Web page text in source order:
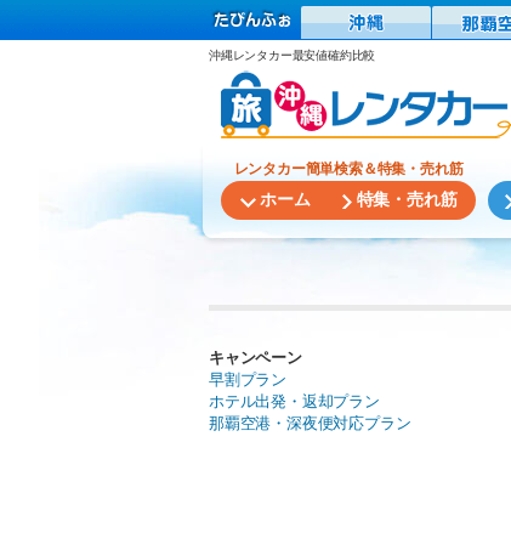
沖縄レンタカー最安値確約比較
レンタカー簡単検索＆特集・売れ筋
ホーム 特集・売れ筋
キャンペーン
早割プラン
ホテル出発・返却プラン
那覇空港・深夜便対応プラン